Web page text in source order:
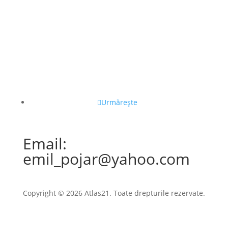
Urmărește
Email:
emil_pojar@yahoo.com
Copyright © 2026 Atlas21. Toate drepturile rezervate.